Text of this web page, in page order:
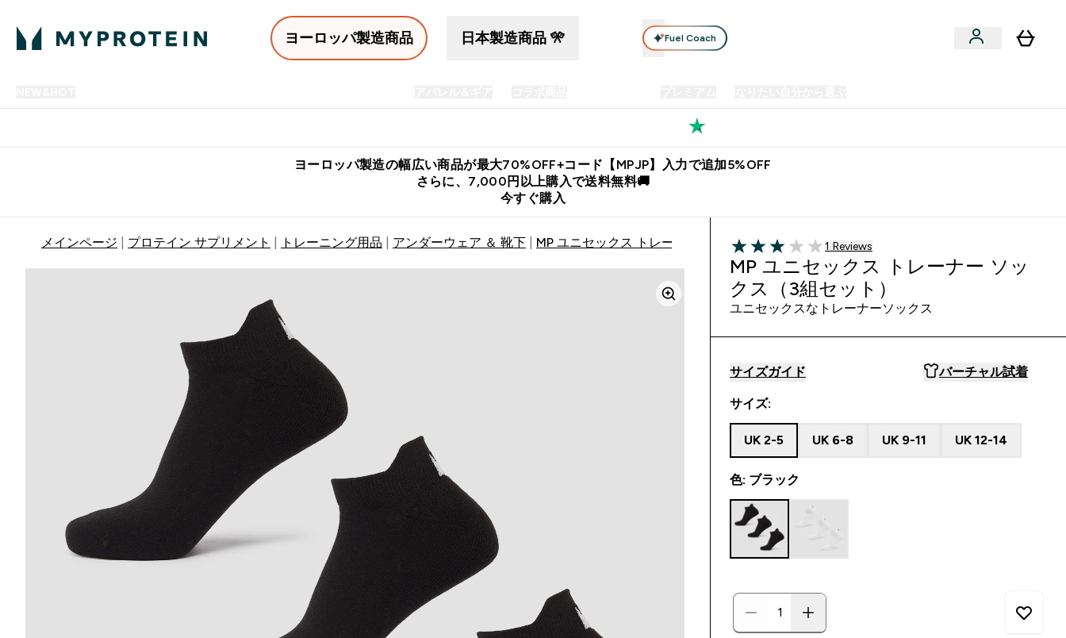
ヨーロッパ製造商品 日本製造商品 🎌 Fuel Coach
ヨーロッパ製造の幅広い商品が最大70%OFF+コード【MPJP】入力で追加5%OFF
さらに、7,000円以上購入で送料無料🚚
今すぐ購入
メインページ プロテイン サプリメント トレーニング用品 アンダーウェア ＆ 靴下 MP ユニセックス トレーナー ソックス（3組セット） - ブラック
3 out of 5 stars
1 ＋件の口コミ
1 Reviews
MP ユニセックス トレーナー ソッ
クス（3組セット）
ユニセックスなトレーナーソックス
サイズガイド バーチャル試着
サイズ:
UK 2-5 UK 6-8 UK 9-11 UK 12-14
色: ブラック